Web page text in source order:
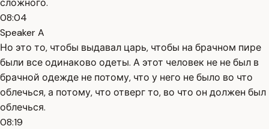
сложного.
08:04
Speaker A
Но это то, чтобы выдавал царь, чтобы на брачном пире
были все одинаково одеты. А этот человек не не был в
брачной одежде не потому, что у него не было во что
облечься, а потому, что отверг то, во что он должен был
облечься.
08:19